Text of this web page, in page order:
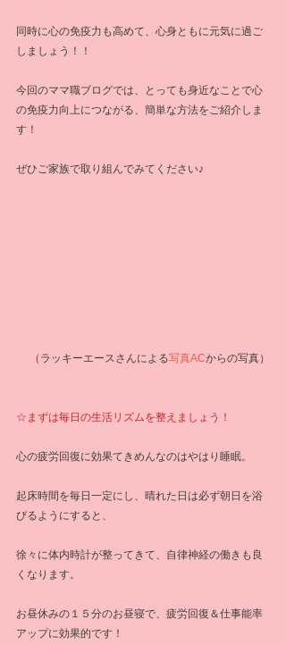
同時に心の免疫力も高めて、心身ともに元気に過ご
しましょう！！
今回のママ職ブログでは、とっても身近なことで心
の免疫力向上につながる、簡単な方法をご紹介しま
す！
ぜひご家族で取り組んでみてください♪
（ラッキーエースさんによる写真ACからの写真）
☆まずは毎日の生活リズムを整えましょう！
心の疲労回復に効果てきめんなのはやはり睡眠。
起床時間を毎日一定にし、晴れた日は必ず朝日を浴
びるようにすると、
徐々に体内時計が整ってきて、自律神経の働きも良
くなります。
お昼休みの１５分のお昼寝で、疲労回復＆仕事能率
アップに効果的です！